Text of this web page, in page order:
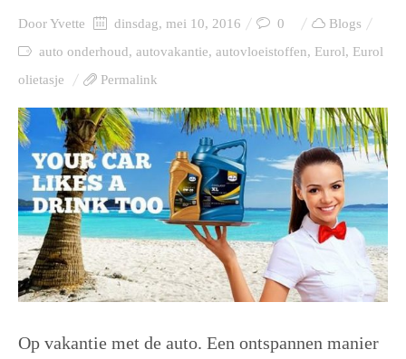
DoorYvette dinsdag, mei 10, 2016 0
Blogs
auto onderhoud, autovakantie, autovloeistoffen, Eurol, Eurol
olietasje
Permalink
Op vakantie met de auto. Een ontspannen manier